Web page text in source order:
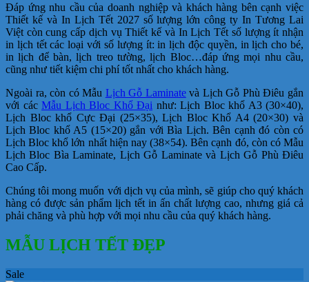
Đáp ứng nhu cầu của doanh nghiệp và khách hàng bên cạnh việc
Thiết kế và In Lịch Tết 2027 số lượng lớn công ty In Tương Lai
Việt còn cung cấp dịch vụ Thiết kế và In Lịch Tết số lượng ít nhận
in lịch tết các loại với số lượng ít: in lịch độc quyền, in lịch cho bé,
in lịch để bàn, lịch treo tường, lịch Bloc…đáp ứng mọi nhu cầu,
cũng như tiết kiệm chi phí tốt nhất cho khách hàng.
Ngoài ra, còn có Mẫu Lịch Gỗ Laminatevà Lịch Gỗ Phù Điêu gắn
với các Mẫu Lịch Bloc Khổ Đại như: Lịch Bloc khổ A3 (30×40),
Lịch Bloc khổ Cực Đại (25×35), Lịch Bloc Khổ A4 (20×30) và
Lịch Bloc khổ A5 (15×20) gắn với Bìa Lịch. Bên cạnh đó còn có
Lịch Bloc khổ lớn nhất hiện nay (38×54). Bên cạnh đó, còn có Mẫu
Lịch Bloc Bìa Laminate, Lịch Gỗ Laminate và Lịch Gỗ Phù Điêu
Cao Cấp.
Chúng tôi mong muốn với dịch vụ của mình, sẽ giúp cho quý khách
hàng có được sản phẩm lịch tết in ấn chất lượng cao, nhưng giá cả
phải chăng và phù hợp với mọi nhu cầu của quý khách hàng.
MẪU LỊCH TẾT ĐẸP
Sale